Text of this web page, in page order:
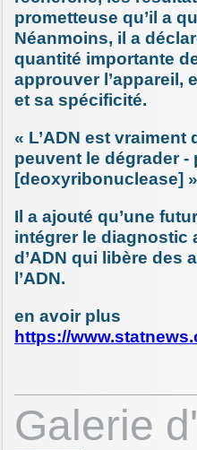
prometteuse qu’il a
Néanmoins, il a
quantité importante
approuver l’appareil,
et sa spécificité.
« L’ADN est
peuvent le dégrader
[deoxyribonuclease]
Il a ajouté qu’une
intégrer le diagnostic
d’ADN qui libère des
l’ADN.
en avoir plus
https://
Galerie